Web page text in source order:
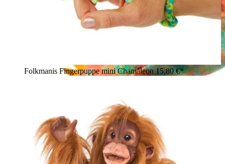
Folkmanis Fingerpuppe mini Chamäleon15,80 €*